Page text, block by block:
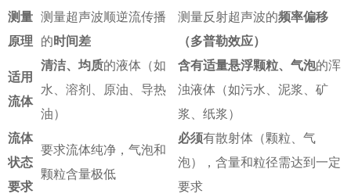
测量
原理
测量超声波顺逆流传播
的 时间差
测量反射超声波的频率偏移
（多普勒效应）
适用
流体
清洁、均质的液体（如
水、溶剂、原油、导热
油）
含有适量悬浮颗粒、气泡的浑
浊液体（如污水、泥浆、矿
浆、纸浆）
流体
状态
要求
要求流体纯净，气泡和
颗粒含量极低
必须有散射体（颗粒、气
泡），含量和粒径需达到一定
要求